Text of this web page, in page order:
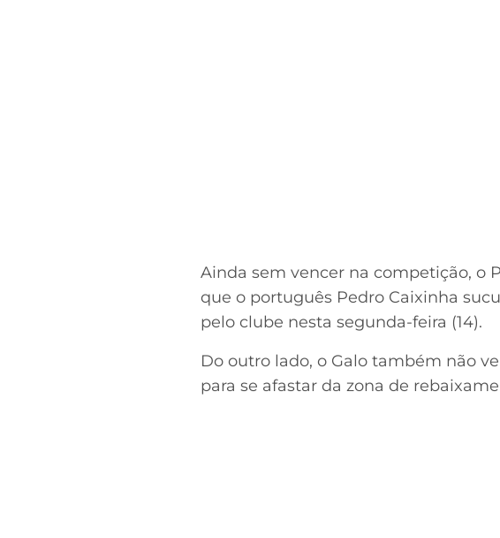
Ainda sem vencer na competição, o
que o português Pedro Caixinha
pelo clube nesta segunda-feira (14).
Do outro lado, o Galo também não
para se afastar da zona de